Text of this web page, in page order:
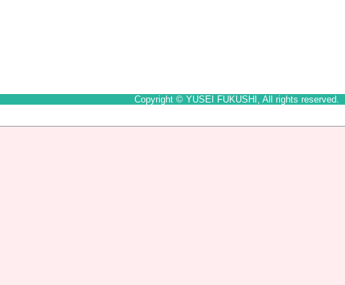
Copyright © YUSEI FUKUSHI, All rights reserved.